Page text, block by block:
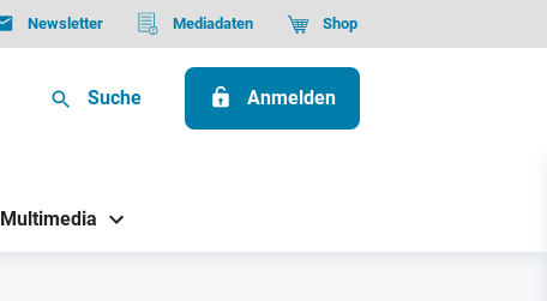
Newsletter Mediadaten Shop
Suche Anmelden
Multimedia